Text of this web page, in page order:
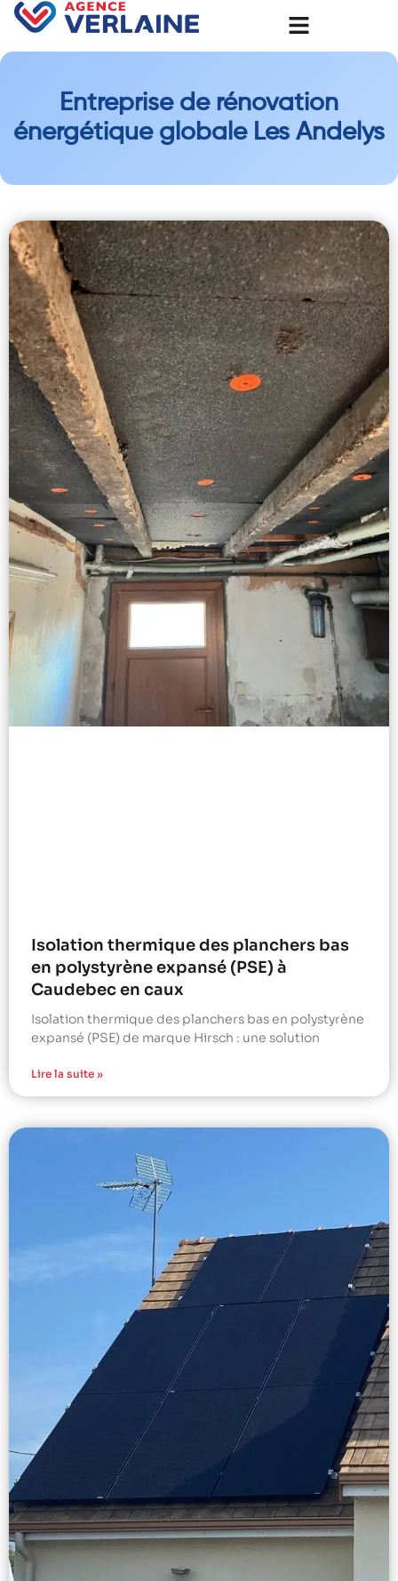
Entreprise de rénovation
énergétique globale Les Andelys
Isolation thermique des planchers bas
en polystyrène expansé (PSE) à
Caudebec en caux
Isolation thermique des planchers bas en polystyrène
expansé (PSE) de marque Hirsch : une solution
Lire la suite »